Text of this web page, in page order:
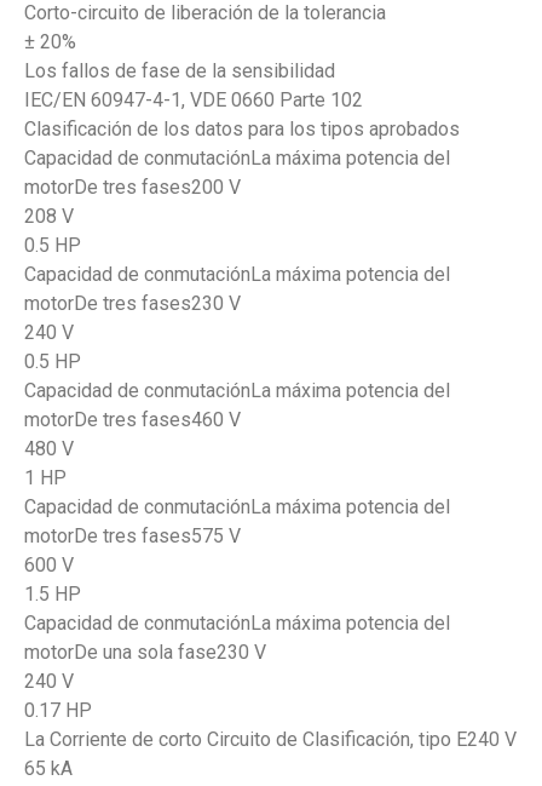
Corto-circuito de liberación de la tolerancia
± 20%
Los fallos de fase de la sensibilidad
IEC/EN 60947-4-1, VDE 0660 Parte 102
Clasificación de los datos para los tipos aprobados
Capacidad de conmutaciónLa máxima potencia del
motorDe tres fases200 V
208 V
0.5 HP
Capacidad de conmutaciónLa máxima potencia del
motorDe tres fases230 V
240 V
0.5 HP
Capacidad de conmutaciónLa máxima potencia del
motorDe tres fases460 V
480 V
1 HP
Capacidad de conmutaciónLa máxima potencia del
motorDe tres fases575 V
600 V
1.5 HP
Capacidad de conmutaciónLa máxima potencia del
motorDe una sola fase230 V
240 V
0.17 HP
La Corriente de corto Circuito de Clasificación, tipo E240 V
65 kA